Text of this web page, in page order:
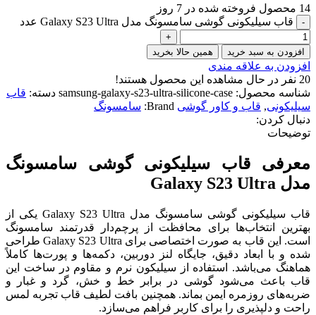
14 محصول فروخته شده در 7 روز
قاب سیلیکونی گوشی سامسونگ مدل Galaxy S23 Ultra عدد
افزودن به سبد خرید همین حالا بخرید
افزودن به علاقه مندی
20 نفر در حال مشاهده این محصول هستند!
شناسه محصول: samsung-galaxy-s23-ultra-silicone-case دسته: قاب
سیلیکونی, قاب و کاور گوشی Brand: سامسونگ
دنبال کردن:
توضیحات
معرفی قاب سیلیکونی گوشی سامسونگ
مدل Galaxy S23 Ultra
قاب سیلیکونی گوشی سامسونگ مدل Galaxy S23 Ultra یکی از
بهترین انتخاب‌ها برای محافظت از پرچم‌دار قدرتمند سامسونگ
است. این قاب به صورت اختصاصی برای Galaxy S23 Ultra طراحی
شده و با ابعاد دقیق، جایگاه لنز دوربین، دکمه‌ها و پورت‌ها کاملاً
هماهنگ می‌باشد. استفاده از سیلیکون نرم و مقاوم در ساخت این
قاب باعث می‌شود گوشی در برابر خط و خش، گرد و غبار و
ضربه‌های روزمره ایمن بماند. همچنین بافت لطیف قاب تجربه لمس
راحت و دلپذیری را برای کاربر فراهم می‌سازد.